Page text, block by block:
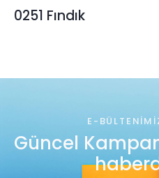
0251 Fındık
E-
Güncel